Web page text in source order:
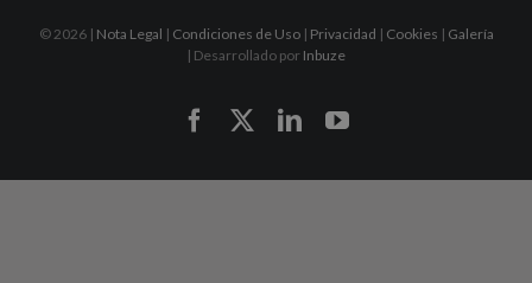
©2026 | Nota Legal | Condiciones de Uso| Privacidad | Cookies | Galería
| Desarrollado por Inbuze
FacebookLinkedInYouTube